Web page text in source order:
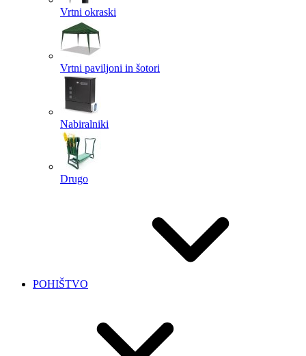
Vrtni okraski
Vrtni paviljoni in šotori
Nabiralniki
Drugo
POHIŠTVO